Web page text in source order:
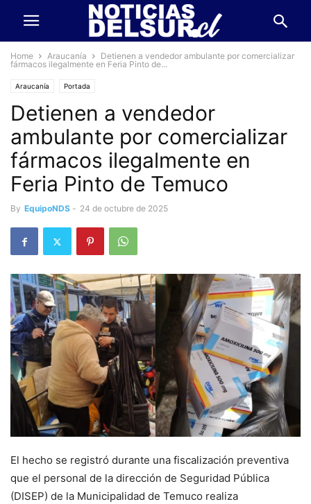
Home Araucanía
Detienen a vendedor ambulante por comercializar
fármacos ilegalmente en Feria Pinto de...
Araucanía Portada
Detienen a vendedor
ambulante por comercializar
fármacos ilegalmente en
Feria Pinto de Temuco
By EquipoNDS - 24 de octubre de 2025
El hecho se registró durante una fiscalización preventiva
que el personal de la dirección de Seguridad Pública
(DISEP) de la Municipalidad de Temuco realiza